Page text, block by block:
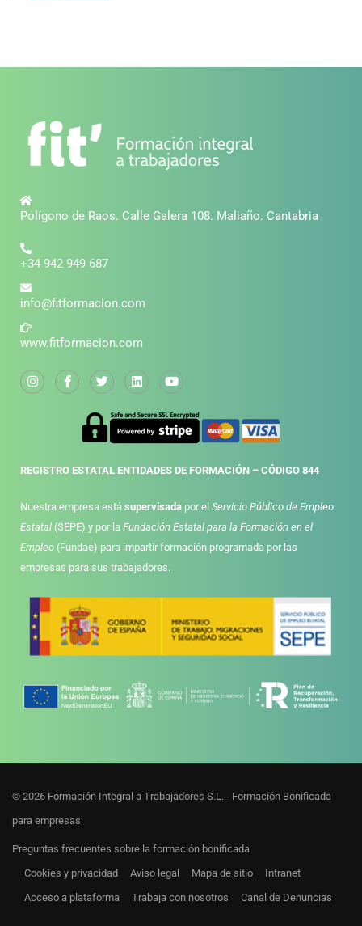
Polígono de Raos. Calle Galera 108. Maliaño. Cantabria
+34 942 949 687
info@fitformacion.com
www.fitformacion.com
REGISTRO ESTATAL ENTIDADES DE FORMACIÓN – CÓDIGO 844
Nuestra empresa está supervisada por el Servicio Público de Empleo
Estatal (SEPE) y por la Fundación Estatal para la Formación en el
Empleo (Fundae) para impartir formación programada por las
empresas para sus trabajadores.
© 2026 Formación Integral a Trabajadores S.L. - Formación Bonificada
para empresas
Preguntas frecuentes sobre la formación bonificada
Cookies y privacidad
Aviso legal Mapa de sitio
Intranet
Acceso a plataforma
Trabaja con nosotros Canal de Denuncias